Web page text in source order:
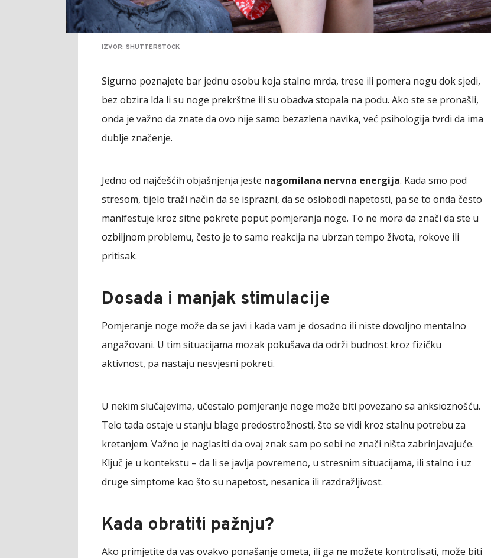
IZVOR: SHUTTERSTOCK
Sigurno poznajete bar jednu osobu koja stalno mrda, trese ili pomera nogu dok sjedi,
bez obzira lda li su noge prekrštne ili su obadva stopala na podu. Ako ste se pronašli,
onda je važno da znate da ovo nije samo bezazlena navika, već psihologija tvrdi da ima
dublje značenje.
Jedno od najčešćih objašnjenja jeste nagomilana nervna energija. Kada smo pod
stresom, tijelo traži način da se isprazni, da se oslobodi napetosti, pa se to onda često
manifestuje kroz sitne pokrete poput pomjeranja noge. To ne mora da znači da ste u
ozbiljnom problemu, često je to samo reakcija na ubrzan tempo života, rokove ili
pritisak.
Dosada i manjak stimulacije
Pomjeranje noge može da se javi i kada vam je dosadno ili niste dovoljno mentalno
angažovani. U tim situacijama mozak pokušava da održi budnost kroz fizičku
aktivnost, pa nastaju nesvjesni pokreti.
U nekim slučajevima, učestalo pomjeranje noge može biti povezano sa anksioznošću.
Telo tada ostaje u stanju blage predostrožnosti, što se vidi kroz stalnu potrebu za
kretanjem. Važno je naglasiti da ovaj znak sam po sebi ne znači ništa zabrinjavajuće.
Ključ je u kontekstu – da li se javlja povremeno, u stresnim situacijama, ili stalno i uz
druge simptome kao što su napetost, nesanica ili razdražljivost.
Kada obratiti pažnju?
Ako primjetite da vas ovakvo ponašanje ometa, ili ga ne možete kontrolisati, može biti